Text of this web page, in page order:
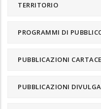
TERRITORIO
PROGRAMMI DI
PUBBLICAZIONI
PUBBLICAZIONI